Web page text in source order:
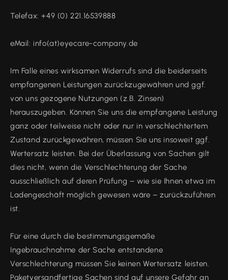
Telefax: +49 (0) 221.16539888
eMail: info(at)eyecare-company.de
Im Falle eines wirksamen Widerrufs sind die beiderseits
empfangenen Leistungen zurückzugewähren und ggf.
von uns gezogene Nutzungen (z.B. Zinsen)
herauszugeben. Können Sie uns die empfangene Leistung
ganz oder teilweise nicht oder nur in verschlechtertem
Zustand zurückgewähren, müssen Sie uns insoweit ggf.
Wertersatz leisten. Bei der Überlassung von Sachen gilt
dies nicht, wenn die Verschlechterung der Sache
ausschließlich auf deren Prüfung – wie sie Ihnen etwa im
Ladengeschäft möglich gewesen wäre – zurückzuführen
ist.
Für eine durch die bestimmungsgemäße
Ingebrauchnahme der Sache entstandene
Verschlechterung müssen Sie keinen Wertersatz leisten.
Paketversandfertige Sachen sind auf unsere Gefahr an